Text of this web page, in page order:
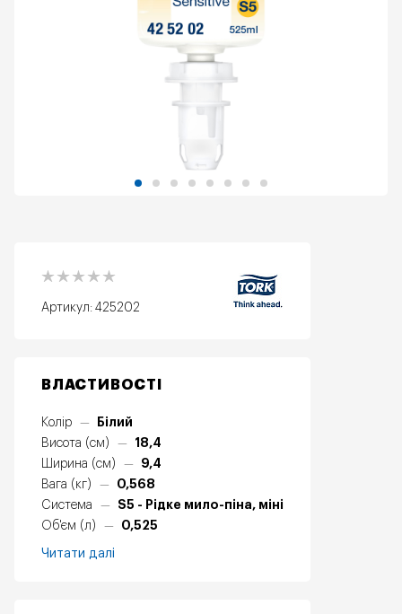
Артикул: 425202
ВЛАСТИВОСТІ
Колір —
Білий
Висота (см)
—
18,4
Ширина (см)
—
9,4
Вага (кг)
—
0,568
Система
—
S5 - Рідке мило-піна, міні
Об'єм (л)
— 0,525
Читати далі